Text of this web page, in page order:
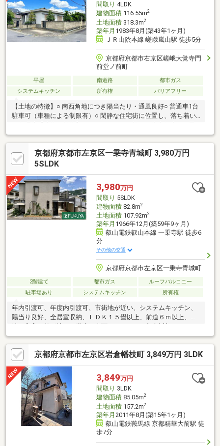
間取り 4LDK
建物面積116.55m2
土地面積318.3m2
築年月 1983年8月(築43年1ヶ月)
ＪＲ山陰本線 嵯峨嵐山駅 徒歩5分
京都府京都市右京区嵯峨大覚寺門
前堂ノ前町
平屋 南道路
都市ガス
システムキッチン
所有権 バリアフリー
【土地の特徴】○ 南西角地につき陽当たり・通風良好○ 普通車1台
駐車可（車種による制限有）○ 閑静な住宅街に位置し、落ち着い
建てのため、階段のない快適な生活動線○ LDK約24帖のゆとりあ
る4LDK【リフォーム内容】○ 2012年4月・屋根改修工事（上張
り）・玄関ポーチ交換○ 2012年5月・キッチン交換・ユニットバス
交換・トイレ交換・洗面化粧台交換・給湯器交換・フローリング
（洗面室、トイレ）張替・畳表替え・玄関ドア交換
京都府京都市左京区一乗寺青城町 3,980万円
5SLDK
3,980万円
間取り 5SLDK
建物面積82.8m2
土地面積107.92m2
築年月 1966年12月(築59年9ヶ月)
叡山電鉄叡山本線 一乗寺駅 徒歩6
分
その他の交通
京都府京都市左京区一乗寺青城町
2階建て 都市ガス
ルーフバルコニー
駐車場あり
システムキッチン 所有権
年内引渡可、年度内引渡可、市街地が近い、システムキッチン、
陽当り良好、全居室収納、ＬＤＫ１５畳以上、前道６ｍ以上、角
クインクローゼット、ＩＨクッキングヒーター、都市ガス、ルー
フバルコニー、平坦地
京都府京都市左京区岩倉幡枝町 3,849万円 3LDK
3,849万円
間取り 3LDK
建物面積85.05m2
土地面積157.2m2
築年月 2011年8月(築15年1ヶ月)
叡山電鉄鞍馬線 京都精華大前駅 徒
歩7分